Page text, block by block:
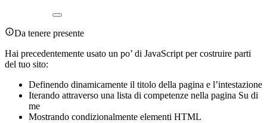
Da tenere presente
Hai precedentemente usato un po’ di JavaScript per costruire parti
del tuo sito:
Definendo dinamicamente il titolo della pagina e l’intestazione
Iterando attraverso una lista di competenze nella pagina Su di
me
Mostrando condizionalmente elementi HTML